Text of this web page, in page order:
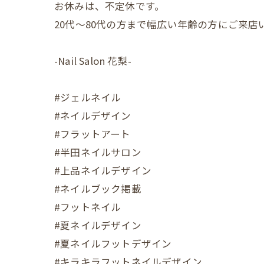
お休みは、不定休です。
20代〜80代の方まで幅広い年齢の方にご来
-Nail Salon 花梨-
#ジェルネイル
#ネイルデザイン
#フラットアート
#半田ネイルサロン
#上品ネイルデザイン
#ネイルブック掲載
#フットネイル
#夏ネイルデザイン
#夏ネイルフットデザイン